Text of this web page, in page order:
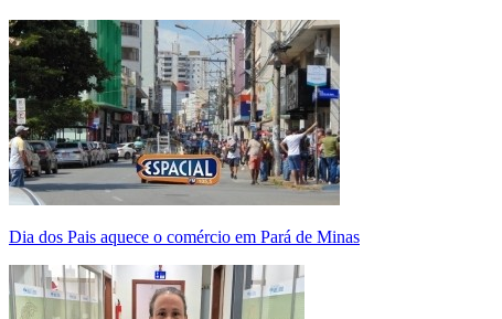
Dia dos Pais aquece o comércio em Pará de Minas